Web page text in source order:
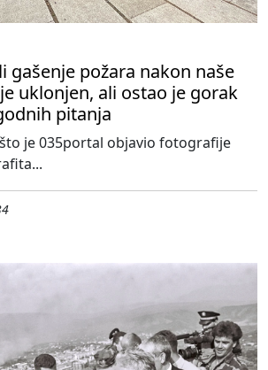
gašenje požara nakon naše
uklonjen, ali ostao je gorak
pitanja
je 035portal objavio fotografije